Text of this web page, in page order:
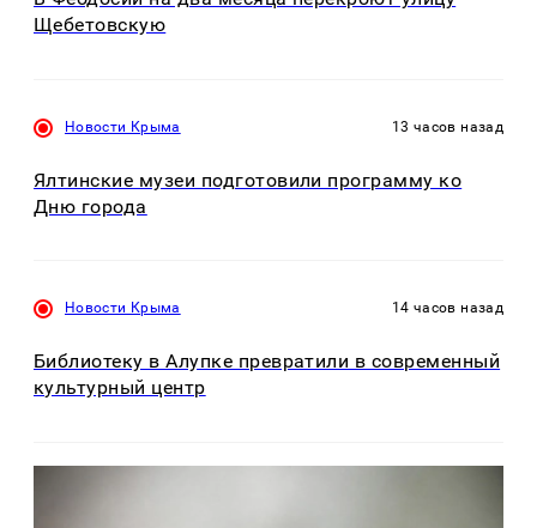
Щебетовскую
Новости Крыма 13 часов назад
Ялтинские музеи подготовили программу ко
Дню города
Новости Крыма 14 часов назад
Библиотеку в Алупке превратили в современный
культурный центр